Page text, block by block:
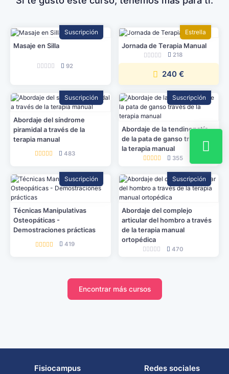
Suscripción
Masaje en Silla
92
Estrella
Jornada de Terapia Manual
218
240 €
Suscripción
Abordaje del síndrome
piramidal a través de la
terapia manual
483
Suscripción
Abordaje de la tendinopatía
de la pata de ganso través de
la terapia manual
355
Suscripción
Técnicas Manipulativas
Osteopáticas -
Demostraciones prácticas
419
Suscripción
Abordaje del complejo
articular del hombro a través
de la terapia manual
ortopédica
470
Encontrar más cursos
Fisiocampus Redes sociales